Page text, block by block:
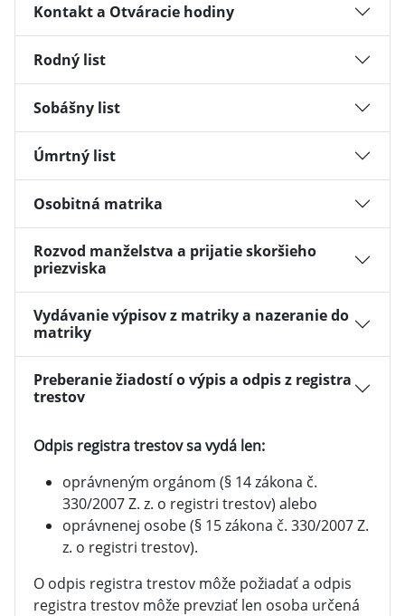
Kontakt a Otváracie hodiny
Rodný list
Sobášny list
Úmrtný list
Osobitná matrika
Rozvod manželstva a prijatie skoršieho
priezviska
Vydávanie výpisov z matriky a nazeranie do
matriky
Preberanie žiadostí o výpis a odpis z registra
trestov
Odpis registra trestov sa vydá len:
oprávneným orgánom (§ 14 zákona č.
330/2007 Z. z. o registri trestov) alebo
oprávnenej osobe (§ 15 zákona č. 330/2007 Z.
z. o registri trestov).
O odpis registra trestov môže požiadať a odpis
registra trestov môže prevziať len osoba určená